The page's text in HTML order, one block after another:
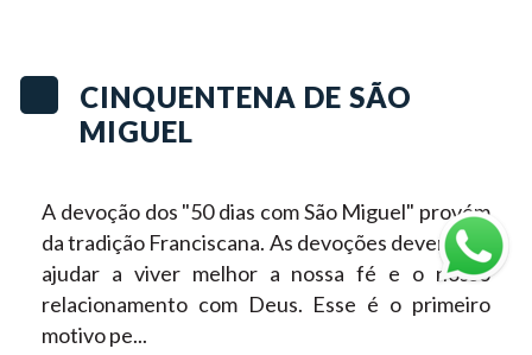
CINQUENTENA DE SÃO
MIGUEL
A devoção dos "50 dias com São Miguel" provém
da tradição Franciscana. As devoções devem nos
ajudar a viver melhor a nossa fé e o nosso
relacionamento com Deus. Esse é o primeiro
motivo pe...